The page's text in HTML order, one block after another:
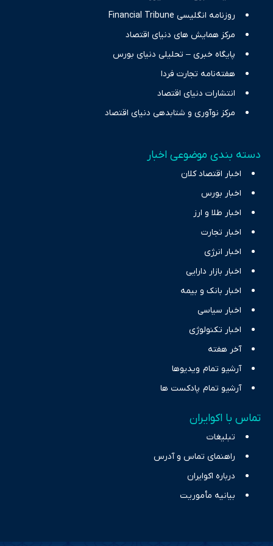
روزنامه انگلیسی Financial Tribune
مرکز همایش های دنیای اقتصاد
پایگاه خبری – تحلیلی دنیای بورس
هفته‌نامه تجارت فردا
انتشارات دنیای اقتصاد
مرکز نوآوری و شتابدهی دنیای اقتصاد
دسته بندی موضوعی اخبار
اخبار اقتصاد کلان
اخبار بورس
اخبار طلا و ارز
اخبار تجارت
اخبار انرژی
اخبار بازار دارایی
اخبار بانک و بیمه
اخبار سیاسی
اخبار تکنولوژی
آخر هفته
آرشیو تمام ویدیوها
آرشیو تمام پادکست ها
تماس با اکوایران
تبلیغات
راهنمای تماس و آدرس
درباره اکوایران
بیانیه مأموریت